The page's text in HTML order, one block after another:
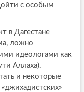
с особым
в Дагестане
ложно
идеологами как
Аллаха).
и некоторые